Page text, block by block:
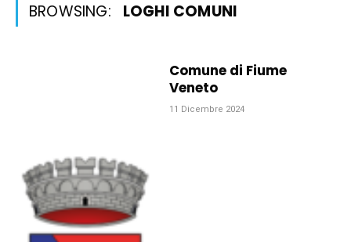
BROWSING: LOGHI COMUNI
Comune di Fiume
Veneto
11 Dicembre 2024